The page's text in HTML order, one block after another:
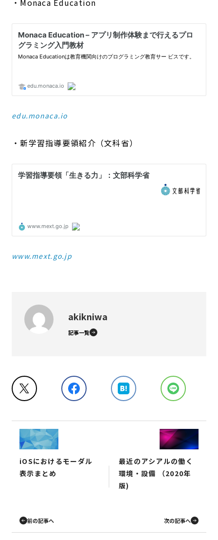
edu.monaca.io
・新学習指導要領紹介（文科省）
www.mext.go.jp
akikniwa
記事一覧
iOSにおけるモーダル
表示まとめ
前の記事へ
最近のアシアルの働く
環境・設備 （2020年
版)
次の記事へ